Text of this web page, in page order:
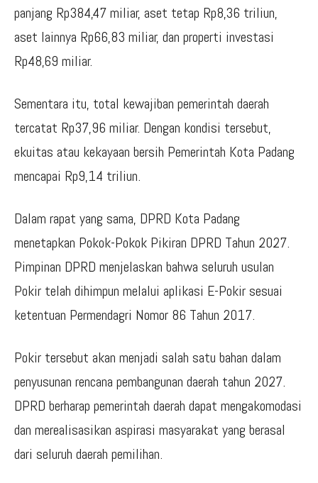
panjang Rp384,47 miliar, aset tetap Rp8,36 triliun,
aset lainnya Rp66,83 miliar, dan properti investasi
Rp48,69 miliar.
Sementara itu, total kewajiban pemerintah daerah
tercatat Rp37,96 miliar. Dengan kondisi tersebut,
ekuitas atau kekayaan bersih Pemerintah Kota Padang
mencapai Rp9,14 triliun.
Dalam rapat yang sama, DPRD Kota Padang
menetapkan Pokok-Pokok Pikiran DPRD Tahun 2027.
Pimpinan DPRD menjelaskan bahwa seluruh usulan
Pokir telah dihimpun melalui aplikasi E-Pokir sesuai
ketentuan Permendagri Nomor 86 Tahun 2017.
Pokir tersebut akan menjadi salah satu bahan dalam
penyusunan rencana pembangunan daerah tahun 2027.
DPRD berharap pemerintah daerah dapat mengakomodasi
dan merealisasikan aspirasi masyarakat yang berasal
dari seluruh daerah pemilihan.